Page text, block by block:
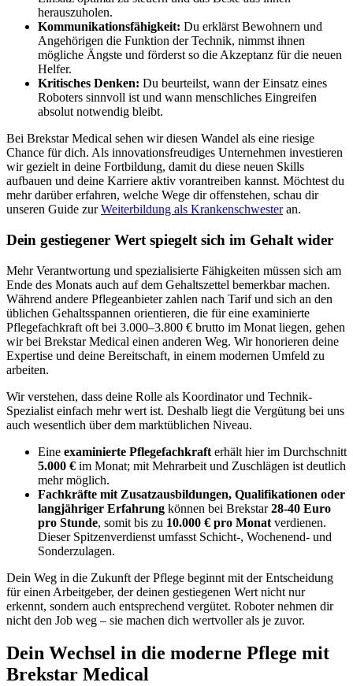
herauszuholen.
Kommunikationsfähigkeit: Du erklärst Bewohnern und
Angehörigen die Funktion der Technik, nimmst ihnen
mögliche Ängste und förderst so die Akzeptanz für die neuen
Helfer.
Kritisches Denken: Du beurteilst, wann der Einsatz eines
Roboters sinnvoll ist und wann menschliches Eingreifen
absolut notwendig bleibt.
Bei Brekstar Medical sehen wir diesen Wandel als eine riesige
Chance für dich. Als innovationsfreudiges Unternehmen investieren
wir gezielt in deine Fortbildung, damit du diese neuen Skills
aufbauen und deine Karriere aktiv vorantreiben kannst. Möchtest du
mehr darüber erfahren, welche Wege dir offenstehen, schau dir
unseren Guide zurWeiterbildung als Krankenschwesteran.
Dein gestiegener Wert spiegelt sich im Gehalt wider
Mehr Verantwortung und spezialisierte Fähigkeiten müssen sich am
Ende des Monats auch auf dem Gehaltszettel bemerkbar machen.
Während andere Pflegeanbieter zahlen nach Tarif und sich an den
üblichen Gehaltsspannen orientieren, die für eine examinierte
Pflegefachkraft oft bei 3.000–3.800 € brutto im Monat liegen, gehen
wir bei Brekstar Medical einen anderen Weg. Wir honorieren deine
Expertise und deine Bereitschaft, in einem modernen Umfeld zu
arbeiten.
Wir verstehen, dass deine Rolle als Koordinator und Technik-
Spezialist einfach mehr wert ist. Deshalb liegt die Vergütung bei uns
auch wesentlich über dem marktüblichen Niveau.
Eine examinierte Pflegefachkraft erhält hier im Durchschnitt
5.000 € im Monat; mit Mehrarbeit und Zuschlägen ist deutlich
mehr möglich.
Fachkräfte mit Zusatz­ausbildungen, Qualifikationen oder
langjähriger Erfahrung können bei Brekstar28-40 Euro
pro Stunde, somit bis zu 10.000 € pro Monat verdienen.
Dieser Spitzenverdienst umfasst Schicht‑, Wochenend‑ und
Sonderzulagen.
Dein Weg in die Zukunft der Pflege beginnt mit der Entscheidung
für einen Arbeitgeber, der deinen gestiegenen Wert nicht nur
erkennt, sondern auch entsprechend vergütet. Roboter nehmen dir
nicht den Job weg – sie machen dich wertvoller als je zuvor.
Dein Wechsel in die moderne Pflege mit
Brekstar Medical